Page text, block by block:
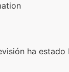
ha estado